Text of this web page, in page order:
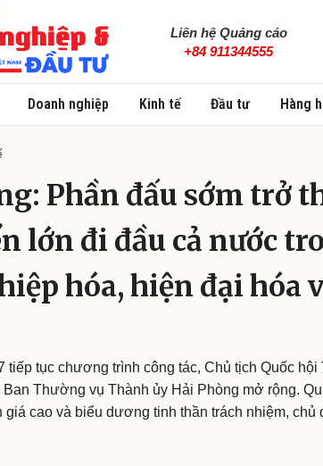
Liên hệ Quảng cáo
+84 911344555
Doanh nghiệp Kinh tế Đầu tư Hàng
Phần đấu sớm trở
lớn đi đầu cả nước
hóa, hiện đại hóa
tiếp tục chương trình công tác, Chủ tịch Quốc
Thường vụ Thành ủy Hải Phòng mở rộng.
giá cao và biểu dương tinh thần trách nhiệm, chủ